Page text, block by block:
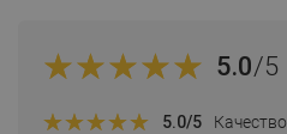
5.0/5
5.0/5 Качество